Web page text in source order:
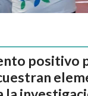
positivo